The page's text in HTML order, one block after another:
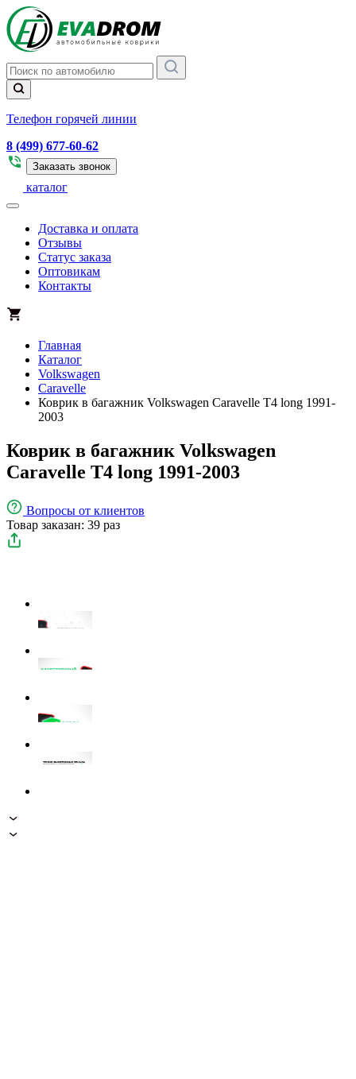
Телефон горячей линии
8 (499) 677-60-62
Заказать звонок
каталог
Доставка и оплата
Отзывы
Статус заказа
Оптовикам
Контакты
Главная
Каталог
Volkswagen
Caravelle
Коврик в багажник Volkswagen Caravelle T4 long 1991-
2003
Коврик в багажник Volkswagen
Caravelle T4 long 1991-2003
Вопросы от клиентов
Товар заказан: 39 раз